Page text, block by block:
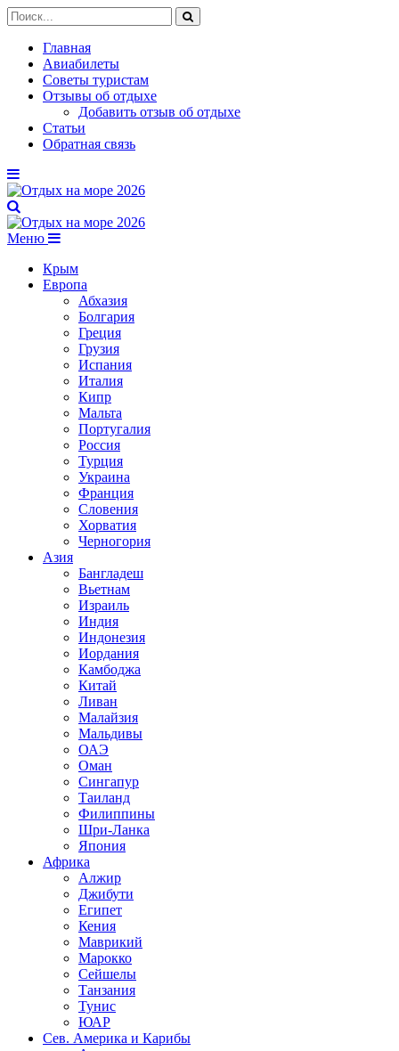
Главная
Авиабилеты
Советы туристам
Отзывы об отдыхе
Добавить отзыв об отдыхе
Статьи
Обратная связь
Меню
Крым
Европа
Абхазия
Болгария
Греция
Грузия
Испания
Италия
Кипр
Мальта
Португалия
Россия
Турция
Украина
Франция
Словения
Хорватия
Черногория
Азия
Бангладеш
Вьетнам
Израиль
Индия
Индонезия
Иордания
Камбоджа
Китай
Ливан
Малайзия
Мальдивы
ОАЭ
Оман
Сингапур
Таиланд
Филиппины
Шри-Ланка
Япония
Африка
Алжир
Джибути
Египет
Кения
Маврикий
Марокко
Сейшелы
Танзания
Тунис
ЮАР
Сев. Америка и Карибы